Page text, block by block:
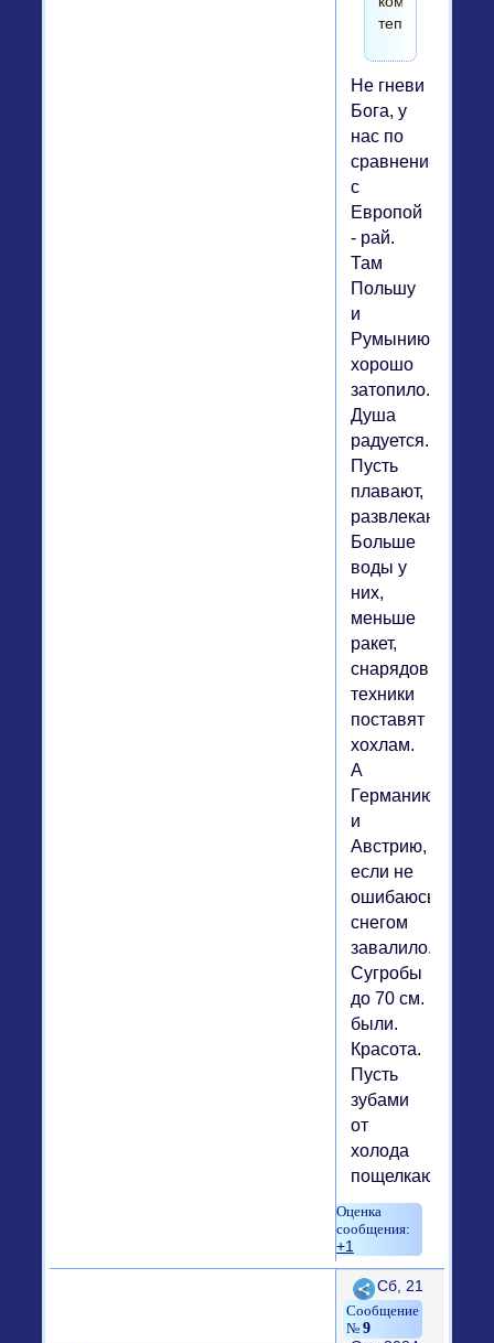
тепло
Не гневи
Бога, у
нас по
сравнению
с
Европой
- рай.
Там
Польшу
и
Румынию
хорошо
затопило.
Душа
радуется.
Пусть
плавают,
развлекаются.
Больше
воды у
них,
меньше
ракет,
снарядов,
техники
поставят
хохлам.
А
Германию
и
Австрию,
если не
ошибаюсь,
снегом
завалило.
Сугробы
до 70 см.
были.
Красота.
Пусть
зубами
от
холода
пощелкают.
+1
Поделиться
9
Сб, 21